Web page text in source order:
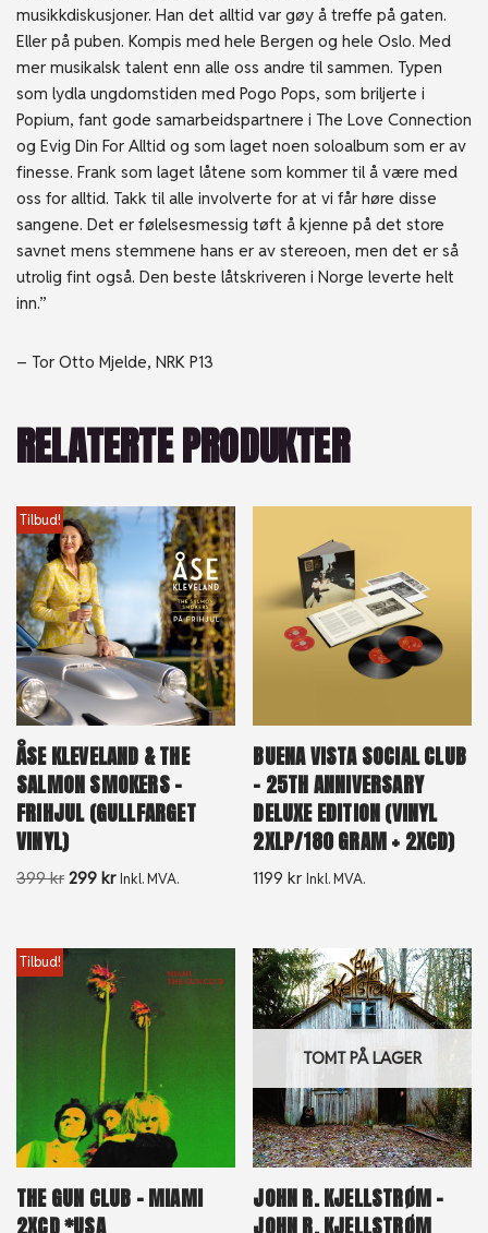
musikkdiskusjoner. Han det alltid var gøy å treffe på gaten.
Eller på puben. Kompis med hele Bergen og hele Oslo. Med
mer musikalsk talent enn alle oss andre til sammen. Typen
som lydla ungdomstiden med Pogo Pops, som briljerte i
Popium, fant gode samarbeidspartnere i The Love Connection
og Evig Din For Alltid og som laget noen soloalbum som er av
finesse. Frank som laget låtene som kommer til å være med
oss for alltid. Takk til alle involverte for at vi får høre disse
sangene. Det er følelsesmessig tøft å kjenne på det store
savnet mens stemmene hans er av stereoen, men det er så
utrolig fint også. Den beste låtskriveren i Norge leverte helt
inn.’’
– Tor Otto Mjelde, NRK P13
RELATERTE PRODUKTER
Tilbud!
ÅSE KLEVELAND & THE
SALMON SMOKERS –
FRIHJUL (GULLFARGET
VINYL)
399kr 299 kr Inkl. MVA.
BUENA VISTA SOCIAL CLUB
– 25TH ANNIVERSARY
DELUXE EDITION (VINYL
2XLP/180 GRAM + 2XCD)
1199kr Inkl. MVA.
Tilbud!
THE GUN CLUB – MIAMI
2XCD *USA
TOMT PÅ LAGER
JOHN R. KJELLSTRØM –
JOHN R. KJELLSTRØM